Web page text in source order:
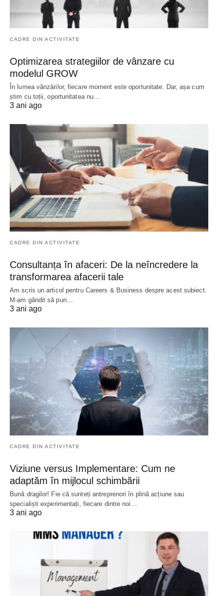
CADRE DIN ACTIVITATE
Optimizarea strategiilor de vânzare cu
modelul GROW
În lumea vânzărilor, fiecare moment este oportunitate. Dar, așa cum
știm cu toții, oportunitatea nu…
3 ani ago
CADRE DIN ACTIVITATE
Consultanța în afaceri: De la neîncredere la
transformarea afacerii tale
Am scris un articol pentru Careers & Business despre acest subiect.
M-am gândit să pun…
3 ani ago
CADRE DIN ACTIVITATE
Viziune versus Implementare: Cum ne
adaptăm în mijlocul schimbării
Bună dragilor! Fie că sunteți antreprenori în plină acțiune sau
specialiști experimentați, fiecare dintre noi…
3 ani ago